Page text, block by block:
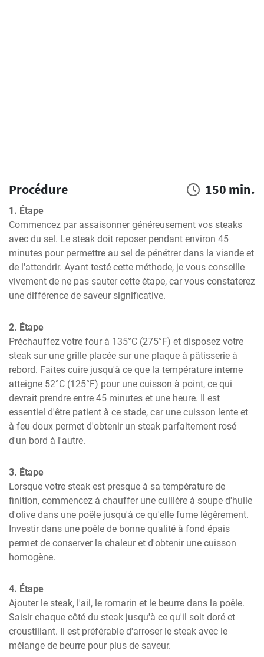
Procédure 150 min.
1. Étape
Commencez par assaisonner généreusement vos steaks
avec du sel. Le steak doit reposer pendant environ 45
minutes pour permettre au sel de pénétrer dans la viande et
de l'attendrir. Ayant testé cette méthode, je vous conseille
vivement de ne pas sauter cette étape, car vous constaterez
une différence de saveur significative.
2. Étape
Préchauffez votre four à 135°C (275°F) et disposez votre
steak sur une grille placée sur une plaque à pâtisserie à
rebord. Faites cuire jusqu'à ce que la température interne
atteigne 52°C (125°F) pour une cuisson à point, ce qui
devrait prendre entre 45 minutes et une heure. Il est
essentiel d'être patient à ce stade, car une cuisson lente et
à feu doux permet d'obtenir un steak parfaitement rosé
d'un bord à l'autre.
3. Étape
Lorsque votre steak est presque à sa température de
finition, commencez à chauffer une cuillère à soupe d'huile
d'olive dans une poêle jusqu'à ce qu'elle fume légèrement.
Investir dans une poêle de bonne qualité à fond épais
permet de conserver la chaleur et d'obtenir une cuisson
homogène.
4. Étape
Ajouter le steak, l'ail, le romarin et le beurre dans la poêle.
Saisir chaque côté du steak jusqu'à ce qu'il soit doré et
croustillant. Il est préférable d'arroser le steak avec le
mélange de beurre pour plus de saveur.